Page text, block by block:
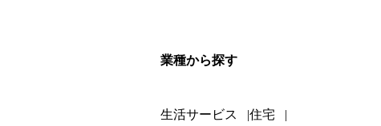
業種から探す
生活サービス 住宅